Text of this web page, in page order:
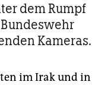
dem Rumpf
Kameras.
im Irak und in